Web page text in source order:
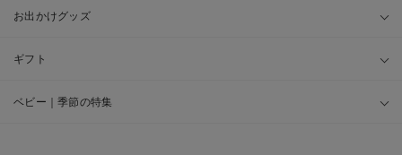
お出かけグッズ
ギフト
ベビー｜季節の特集